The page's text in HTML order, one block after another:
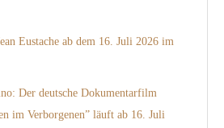
Eustache ab dem 16. Juli 2026 im
Der deutsche Dokumentarfilm
im Verborgenen” läuft ab 16. Juli